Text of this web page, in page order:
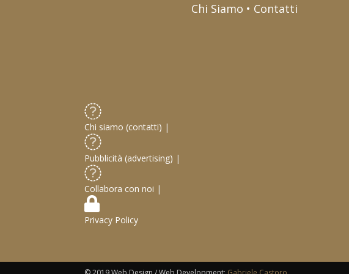
Chi Siamo • Contatti
Chi siamo (contatti) |
Pubblicità (advertising) |
Collabora con noi |
Privacy Policy